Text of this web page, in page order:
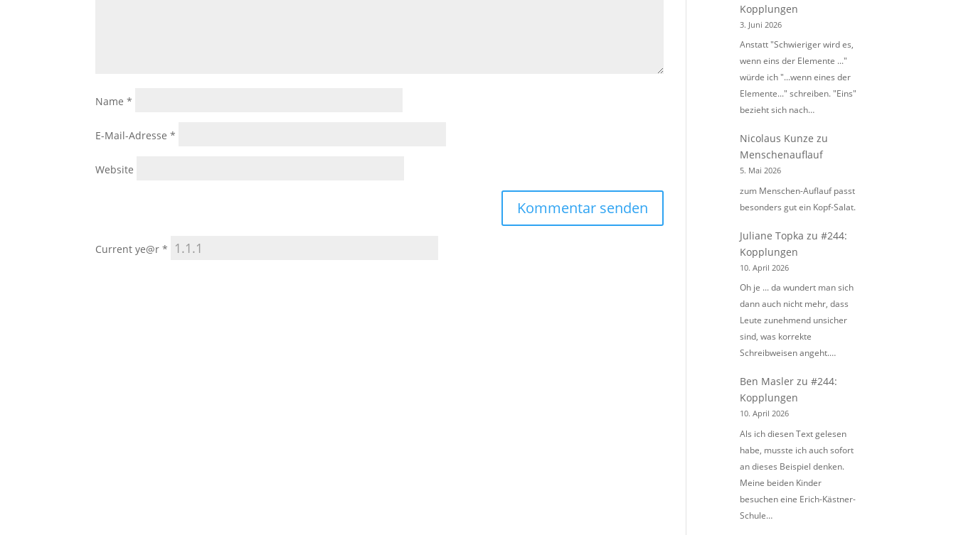
Name*
E-Mail-Adresse*
Website
Current ye@r*
Kopplungen
3. Juni 2026
Anstatt "Schwieriger wird es,
wenn eins der Elemente ..."
würde ich "...wenn eines der
Elemente..." schreiben. "Eins"
bezieht sich nach…
Nicolaus Kunze zu
Menschenauflauf
5. Mai 2026
zum Menschen-Auflauf passt
besonders gut ein Kopf-Salat.
Juliane Topka zu#244:
Kopplungen
10. April 2026
Oh je ... da wundert man sich
dann auch nicht mehr, dass
Leute zunehmend unsicher
sind, was korrekte
Schreibweisen angeht.…
Ben Masler zu#244:
Kopplungen
10. April 2026
Als ich diesen Text gelesen
habe, musste ich auch sofort
an dieses Beispiel denken.
Meine beiden Kinder
besuchen eine Erich-Kästner-
Schule…